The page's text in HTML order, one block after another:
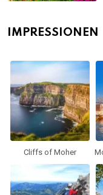
IMPRESSIONEN
Cliffs of Moher